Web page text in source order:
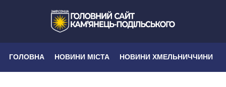
ГОЛОВНА НОВИНИ МІСТА НОВИНИ ХМЕЛЬНИЧЧИНИ